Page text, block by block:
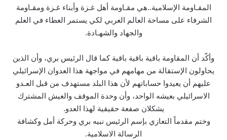
المقـاومة الإسلامية..هي مقـاومة أهل غـزة وأبناء غـزة ومقـاومة
الشرفاء على مساحة العالم العربي لكي يستمر العطاء في العلم
والجهاد والشهـادة.
وأكّد أن المقاومة باقية باقية باقية كما قال الرئيس بري، وأن الذين
يحاولون الإستقالة من مهامهم في مواجهة هذا العدوان الإسرائيلي
عليهم أن يعيدوا حساباتهم لأن هذا البلد مستهدف من قبل العـدو
الاسرائيلي بعيشه الواحد، وأن وحدة الموقف والعيش المشترك
يشكلان صفعة حقيقية لهذا العدو.
وختم مقدماً التعازي بإسم الرئيس نبيه بري وحركة أمل وكشافة
الرسالة الاسلامية.